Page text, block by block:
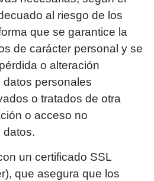
al riesgo de los
que se garantice la
de carácter personal y se
o alteración
personales
o tratados de otra
o acceso no
datos.
un certificado SSL
que asegura que los